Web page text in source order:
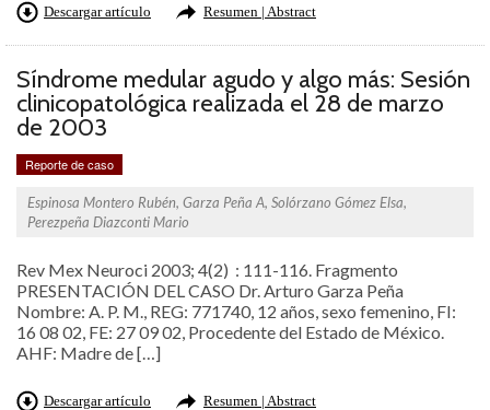
Descargar artículo Resumen | Abstract
Síndrome medular agudo y algo más: Sesión
clinicopatológica realizada el 28 de marzo
de 2003
Reporte de caso
Espinosa Montero Rubén, Garza Peña A, Solórzano Gómez Elsa,
Perezpeña Diazconti Mario
Rev Mex Neuroci 2003; 4(2) : 111-116. Fragmento
PRESENTACIÓN DEL CASO Dr. Arturo Garza Peña
Nombre: A. P. M., REG: 771740, 12 años, sexo femenino, FI:
16 08 02, FE: 27 09 02, Procedente del Estado de México.
AHF: Madre de […]
Descargar artículo Resumen | Abstract